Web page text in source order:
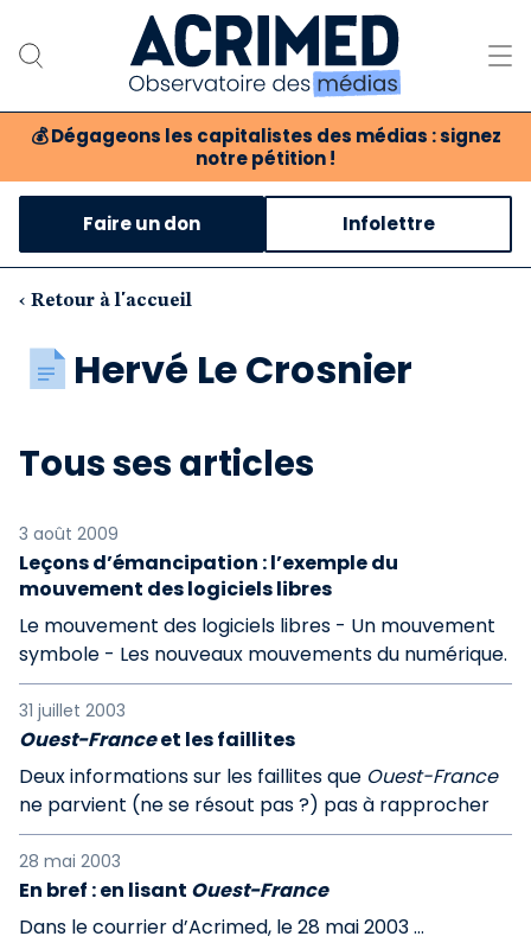
💰 Dégageons les capitalistes des médias : signez
notre pétition !
Notre association
Notre critique des médias
Nos propositions
Notre revue
Faire un don Infolettre
‹ Retour à l'accueil
Hervé Le Crosnier
Tous ses articles
3 août 2009
Leçons d’émancipation : l’exemple du
mouvement des logiciels libres
Le mouvement des logiciels libres - Un mouvement
symbole - Les nouveaux mouvements du numérique.
31 juillet 2003
Ouest-Franceet les faillites
Deux informations sur les faillites que Ouest-France
ne parvient (ne se résout pas ?) pas à rapprocher
28 mai 2003
En bref : en lisant Ouest-France
Dans le courrier d’Acrimed, le 28 mai 2003 …